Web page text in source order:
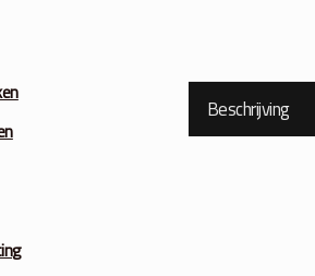
Beschrijving